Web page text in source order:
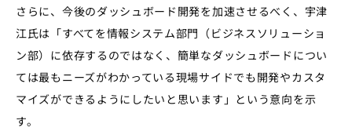
さらに、今後のダッシュボード開発を加速させるべく、宇津
江氏は「すべてを情報システム部門（ビジネスソリューショ
ン部）に依存するのではなく、簡単なダッシュボードについ
ては最もニーズがわかっている現場サイドでも開発やカスタ
マイズができるようにしたいと思います」という意向を示
す。